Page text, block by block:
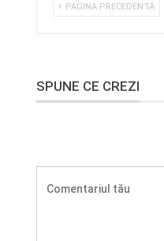
PAGINA PRECEDENTĂ
SPUNE CE CREZI